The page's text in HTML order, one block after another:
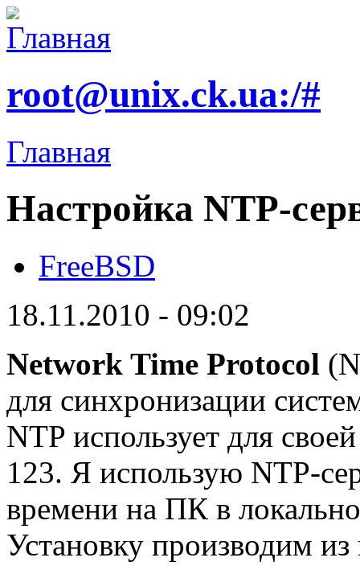
root@unix.ck.ua:/#
Главная
Настройка NTP-
FreeBSD
18.11.2010 - 09:02
Network Time Protocol
для синхронизации
NTP использует для
123. Я использую NTP-
времени на ПК в
Установку производим из